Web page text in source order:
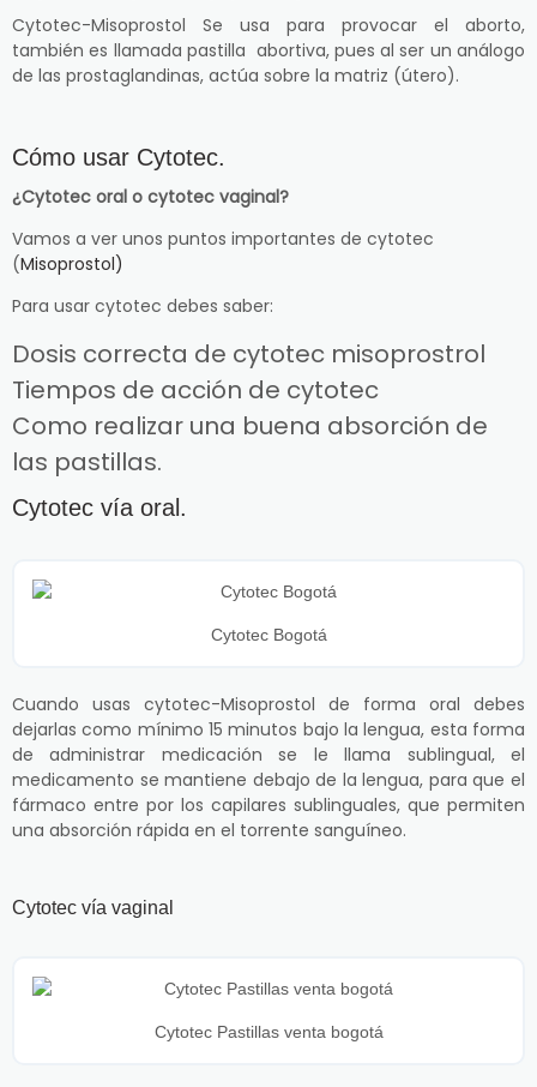
Cytotec-Misoprostol Se usa para provocar el aborto,
también es llamada pastilla abortiva, pues al ser un análogo
de las prostaglandinas, actúa sobre la matriz (útero).
Cómo usar Cytotec.
¿Cytotec oral o cytotec vaginal?
Vamos a ver unos puntos importantes de cytotec
(Misoprostol)
Para usar cytotec debes saber:
Dosis correcta de cytotec misoprostrol
Tiempos de acción de cytotec
Como realizar una buena absorción de
las pastillas.
Cytotec vía oral.
Cytotec Bogotá
Cuando usas cytotec-Misoprostol de forma oral debes
dejarlas como mínimo 15 minutos bajo la lengua, esta forma
de administrar medicación se le llama sublingual, el
medicamento se mantiene debajo de la lengua, para que el
fármaco entre por los capilares sublinguales, que permiten
una absorción rápida en el torrente sanguíneo.
Cytotec vía vaginal
Cytotec Pastillas venta bogotá